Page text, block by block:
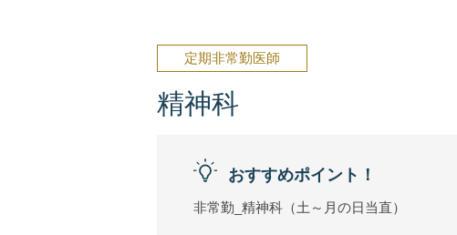
定期非常勤医師
精神科
おすすめポイント！
非常勤_精神科（土～月の日当直）